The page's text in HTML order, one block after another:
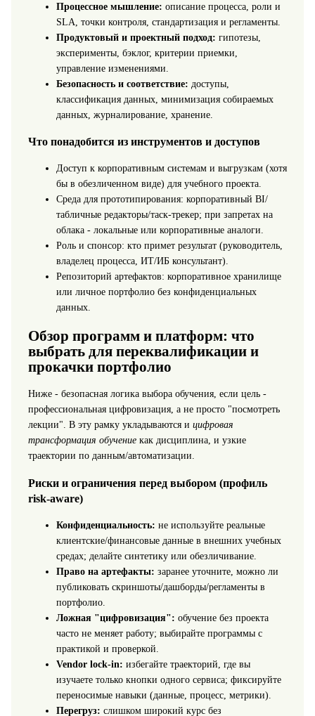
Процессное мышление: описание процесса, роли и
SLA, точки контроля, стандартизация и регламенты.
Продуктовый и проектный подход: гипотезы,
эксперименты, бэклог, критерии приемки,
управление изменениями.
Безопасность и соответствие: доступы,
классификация данных, минимизация собираемых
данных, журналирование, хранение.
Что понадобится из инструментов и доступов
Доступ к корпоративным системам и выгрузкам (хотя
бы в обезличенном виде) для учебного проекта.
Среда для прототипирования: корпоративный BI/
табличные редакторы/таск-трекер; при запретах на
облака - локальные или корпоративные аналоги.
Роль и спонсор: кто примет результат (руководитель,
владелец процесса, ИТ/ИБ консультант).
Репозиторий артефактов: корпоративное хранилище
или личное портфолио без конфиденциальных
данных.
Обзор программ и платформ: что
выбрать для переквалификации и
прокачки портфолио
Ниже - безопасная логика выбора обучения, если цель -
профессиональная цифровизация, а не просто "посмотреть
лекции". В эту рамку укладываются и цифровая
трансформация обучениекак дисциплина, и узкие
траектории по данным/автоматизации.
Риски и ограничения перед выбором (профиль
risk-aware)
Конфиденциальность: не используйте реальные
клиентские/финансовые данные в внешних учебных
средах; делайте синтетику или обезличивание.
Право на артефакты: заранее уточните, можно ли
публиковать скриншоты/дашборды/регламенты в
портфолио.
Ложная "цифровизация": обучение без проекта
часто не меняет работу; выбирайте программы с
практикой и проверкой.
Vendor lock-in: избегайте траекторий, где вы
изучаете только кнопки одного сервиса; фиксируйте
переносимые навыки (данные, процесс, метрики).
Перегруз: слишком широкий курс без